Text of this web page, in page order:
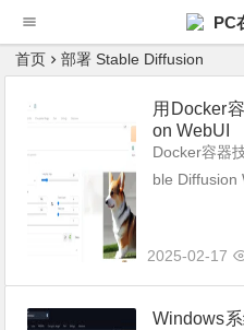
PC
首页 部署 Stable Diffusion
用Docker
on WebUI
Docker容器
ble Diffusion
2025-02-17
Windows